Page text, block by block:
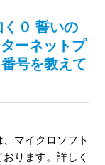
等の効果をもつ
Cut】
０ 誓いの
ーネットプ
号を教えて
マイクロソフト
ります。詳しく